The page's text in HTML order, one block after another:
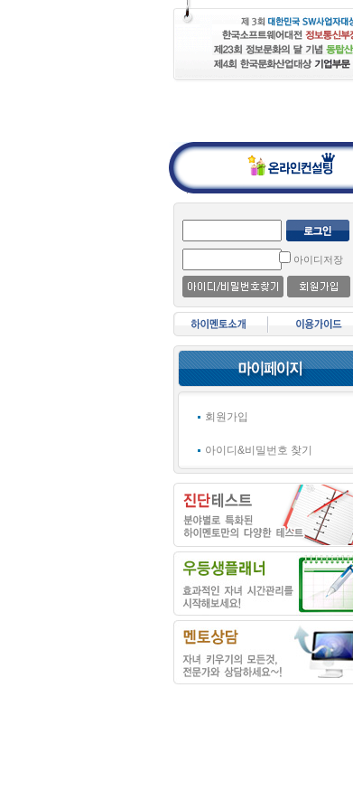
아이디저장
회원가입
아이디&비밀번호 찾기